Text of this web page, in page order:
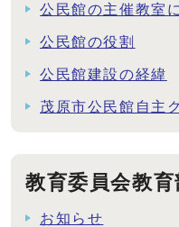
公民館の主催教室
公民館の役割
公民館建設の経緯
茂原市公民館自主
教育委員会教
お知らせ